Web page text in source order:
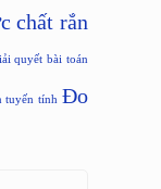
chất rắn
quyết bài toán
tuyến tính Đo